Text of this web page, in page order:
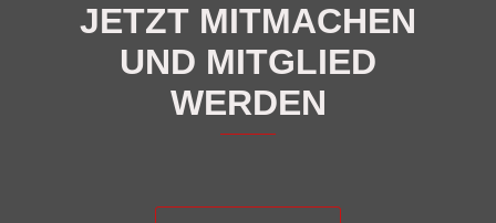
JETZT MITMACHEN
UND MITGLIED
WERDEN